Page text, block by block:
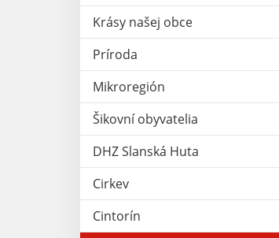
Krásy našej obce
Príroda
Mikroregión
Šikovní obyvatelia
DHZ Slanská Huta
Cirkev
Cintorín